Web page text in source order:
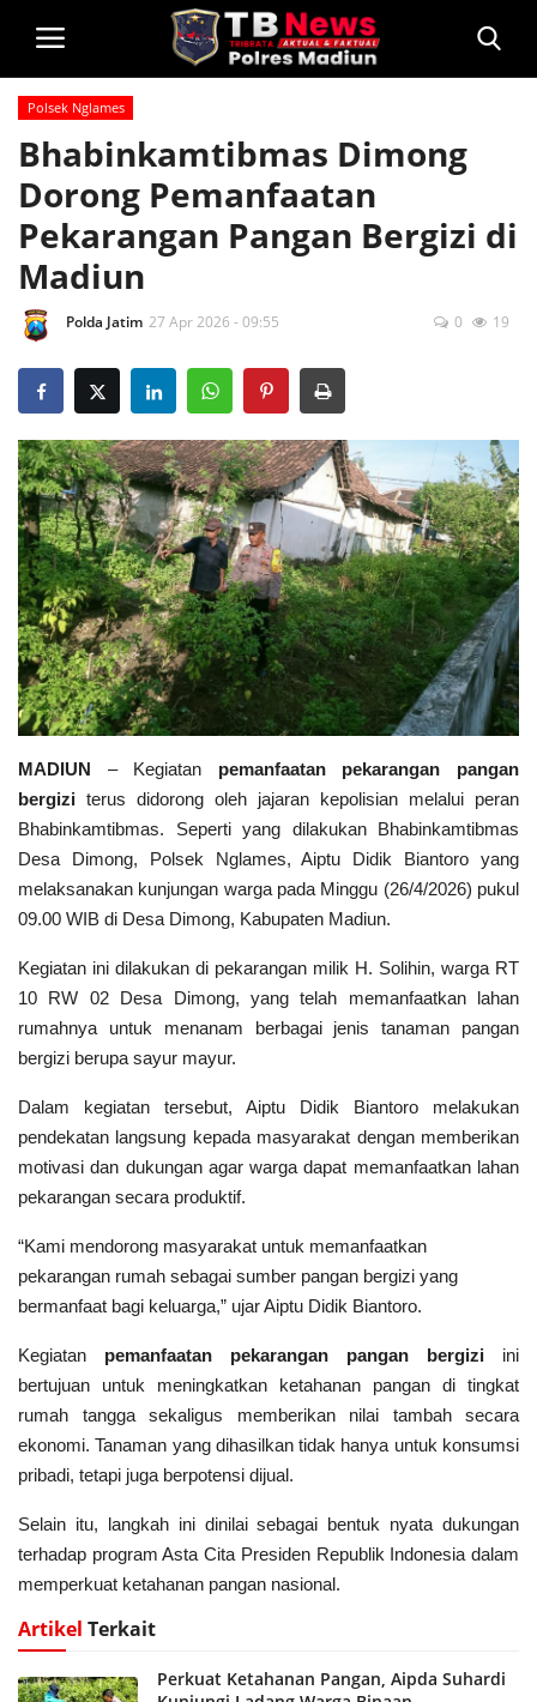
Login
Home
Privacy Policy
Profil
Kontak
Polsek Jajaran
Informasi
Layanan Masyarakat
Polri TV
Policetube
IKM
Polsek Nglames
Bhabinkamtibmas Dimong
Dorong Pemanfaatan
Pekarangan Pangan Bergizi di
Madiun
Polda Jatim 27 Apr 2026 - 09:55 0 19
MADIUN – Kegiatan pemanfaatan pekarangan pangan
bergizi terus didorong oleh jajaran kepolisian melalui peran
Bhabinkamtibmas. Seperti yang dilakukan Bhabinkamtibmas
Desa Dimong, Polsek Nglames, Aiptu Didik Biantoro yang
melaksanakan kunjungan warga pada Minggu (26/4/2026) pukul
09.00 WIB di Desa Dimong, Kabupaten Madiun.
Kegiatan ini dilakukan di pekarangan milik H. Solihin, warga RT
10 RW 02 Desa Dimong, yang telah memanfaatkan lahan
rumahnya untuk menanam berbagai jenis tanaman pangan
bergizi berupa sayur mayur.
Dalam kegiatan tersebut, Aiptu Didik Biantoro melakukan
pendekatan langsung kepada masyarakat dengan memberikan
motivasi dan dukungan agar warga dapat memanfaatkan lahan
pekarangan secara produktif.
“Kami mendorong masyarakat untuk memanfaatkan
pekarangan rumah sebagai sumber pangan bergizi yang
bermanfaat bagi keluarga,” ujar Aiptu Didik Biantoro.
Kegiatan pemanfaatan pekarangan pangan bergizi ini
bertujuan untuk meningkatkan ketahanan pangan di tingkat
rumah tangga sekaligus memberikan nilai tambah secara
ekonomi. Tanaman yang dihasilkan tidak hanya untuk konsumsi
pribadi, tetapi juga berpotensi dijual.
Selain itu, langkah ini dinilai sebagai bentuk nyata dukungan
terhadap program Asta Cita Presiden Republik Indonesia dalam
memperkuat ketahanan pangan nasional.
Artikel Terkait
Perkuat Ketahanan Pangan, Aipda Suhardi